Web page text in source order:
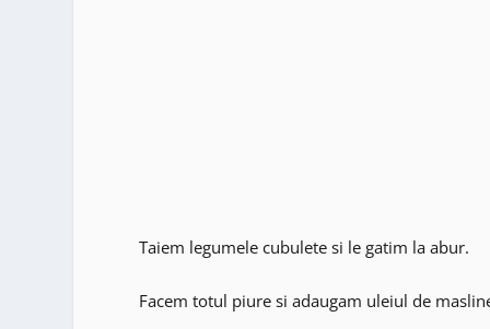
Taiem legumele cubulete si le gatim la abur.
Facem totul piure si adaugam uleiul de